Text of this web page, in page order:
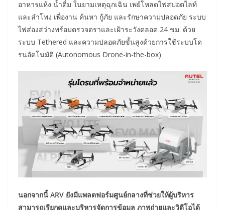
อาหารแห้ง น้ำดื่ม ในยามเหตุฉุกเฉิน เพย์โหลดไฟสปอตไลท์
และลำโพง เพื่องาน ค้นหา กู้ภัย และรักษาความปลอดภัย ระบบ
ไฟส่องสว่างพร้อมตรวจตราและเฝ้าระวังตลอด 24 ชม. ด้วย
ระบบ Tethered และความปลอดภัยขั้นสูงด้วยการใช้ระบบโด
รนอัตโนมัติ (Autonomous Drone-in-the-box)
นอกจากนี้ ARV ยังมีแพลตฟอร์มศูนย์กลางที่ช่วยให้ผู้บริหาร
สามารถเรียกดูและบริหารจัดการข้อมูล ภาพถ่ายและวิดีโอได้